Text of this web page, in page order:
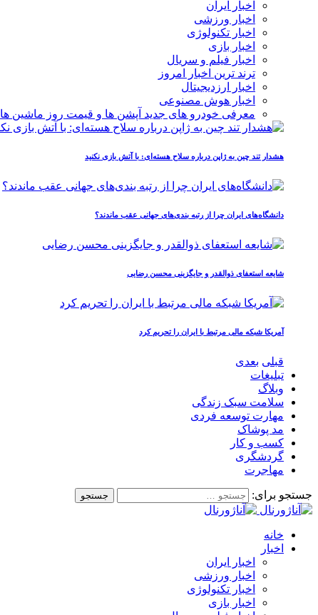
اخبار ایران
اخبار ورزشی
اخبار تکنولوژی
اخبار بازی
اخبار فیلم و سریال
ترند ترین اخبار امروز
اخبار ارزدیجیتال
اخبار هوش مصنوعی
معرفی خودرو های جدید آپشن‌ ها و قیمت روز ماشین‌ ها
هشدار تند چین به ژاپن درباره سلاح هسته‌ای: با آتش بازی نکنید
دانشگاه‌های ایران چرا از رتبه‌ بندی‌های جهانی عقب ماندند؟
شایعه استعفای ذوالقدر و جایگزینی محسن رضایی
آمریکا شبکه مالی مرتبط با ایران را تحریم کرد
قبلی بعدی
تبلیغات
وبلاگ
سلامت سبک زندگی
مهارت توسعه فردی
مد پوشاک
کسب و کار
گردشگری
مهاجرت
جستجو برای:
خانه
اخبار
اخبار ایران
اخبار ورزشی
اخبار تکنولوژی
اخبار بازی